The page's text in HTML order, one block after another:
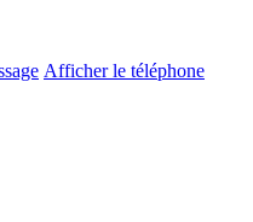
Afficher le téléphone